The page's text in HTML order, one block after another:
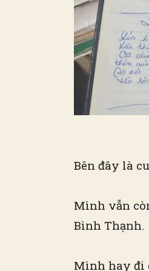
Bên đây là
Mình vẫn
Bình Thạnh.
Mình hay đi